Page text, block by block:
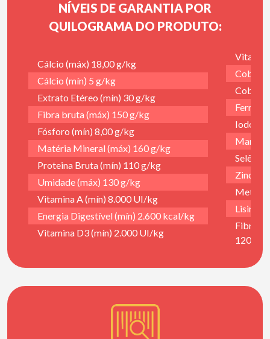
NÍVEIS DE GARANTIA POR
QUILOGRAMA DO PRODUTO:
Cálcio (máx) 18,00 g/kg
Cálcio (mín) 5 g/kg
Extrato Etéreo (mín) 30 g/kg
Fibra bruta (máx) 150 g/kg
Fósforo (mín) 8,00 g/kg
Matéria Mineral (máx) 160 g/kg
Proteina Bruta (mín) 110 g/kg
Umidade (máx) 130 g/kg
Vitamina A (mín) 8.000 UI/kg
Energia Digestível (mín) 2.600 kcal/kg
Vitamina D3 (mín) 2.000 UI/kg
Cobre
Ferro
Iodo
Selênio
Zinco
Lisina
Fibra
120,0